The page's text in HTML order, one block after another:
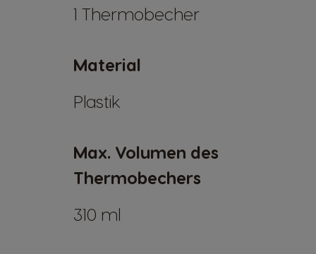
1 Thermobecher
Material
Plastik
Max. Volumen des
Thermobechers
310 ml